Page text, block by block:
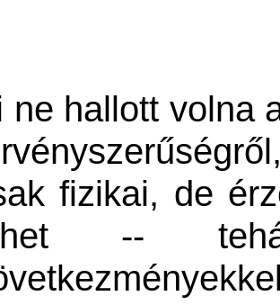
ne hallott volna
fizikai, de
--